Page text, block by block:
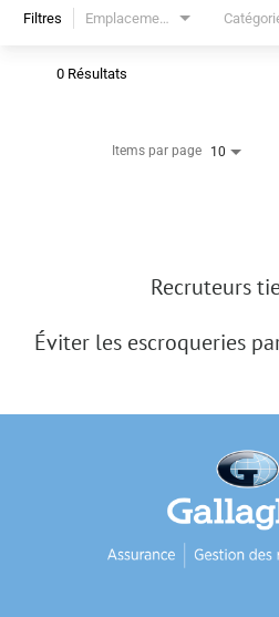
Filtres Emplacements
0 Résultats
Items par page 10
Recruteurs
Éviter les escroqueries